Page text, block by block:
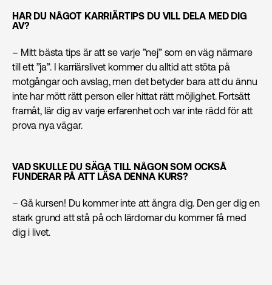
HAR DU NÅGOT KARRIÄRTIPS DU VILL DELA MED DIG
AV?
– Mitt bästa tips är att se varje ”nej” som en väg närmare
till ett ”ja”. I karriärslivet kommer du alltid att stöta på
motgångar och avslag, men det betyder bara att du ännu
inte har mött rätt person eller hittat rätt möjlighet. Fortsätt
framåt, lär dig av varje erfarenhet och var inte rädd för att
prova nya vägar.
VAD SKULLE DU SÄGA TILL NÅGON SOM OCKSÅ
FUNDERAR PÅ ATT LÄSA DENNA KURS?
– Gå kursen! Du kommer inte att ångra dig. Den ger dig en
stark grund att stå på och lärdomar du kommer få med
dig i livet.